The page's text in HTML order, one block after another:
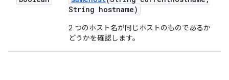
String hostname)
2 つのホスト名が同じホストのものであるか
どうかを確認します。